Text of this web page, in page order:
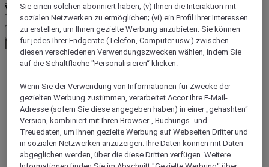
Währung
Meine Währung bestätigen
Europe
France
Provence-Alps-Riviera
Alpes Maritimes
Villeneuve Loubet
Sie einen solchen abonniert haben; (v) Ihnen die Interaktion mit
sozialen Netzwerken zu ermöglichen; (vi) ein Profil Ihrer Interessen
zu erstellen, um Ihnen gezielte Werbung anzubieten. Sie können
für jedes Ihrer Endgeräte (Telefon, Computer usw.) zwischen
diesen verschiedenen Verwendungszwecken wählen, indem Sie
auf die Schaltfläche "Personalisieren“ klicken.
Wenn Sie der Verwendung von Informationen für Zwecke der
gezielten Werbung zustimmen, verarbeitet Accor Ihre E-Mail-
Adresse (sofern Sie diese angegeben haben) in einer „gehashten“
Version, kombiniert mit Ihren Browser-, Buchungs- und
Treuedaten, um Ihnen gezielte Werbung auf Webseiten Dritter und
in sozialen Netzwerken anzuzeigen. Ihre Daten können mit Daten
abgeglichen werden, über die diese Dritten verfügen. Weitere